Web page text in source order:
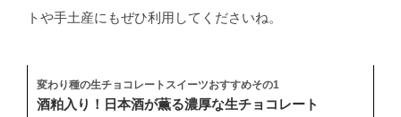
トや手土産にもぜひ利用してくださいね。
変わり種の生チョコレートスイーツおすすめその1
酒粕入り！日本酒が薫る濃厚な生チョコレート